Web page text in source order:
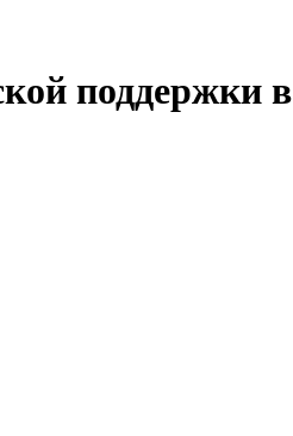
поддержки в